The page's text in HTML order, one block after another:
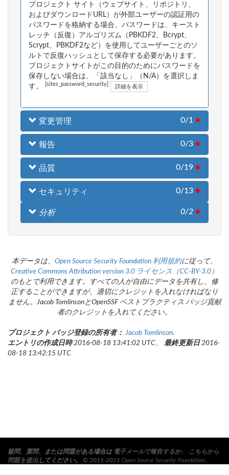
プロジェクト サイト（ウェブサイト、リポジトリ、
およびダウンロードURL）が外部ユーザーの認証用の
パスワードを格納する場合、パスワードは、キースト
レッチ（反復）アルゴリズム（PBKDF2、Bcrypt、
Scrypt、PBKDF2など）を使用してユーザーごとのソ
ルトで反復ハッシュとして保存する必要があります。
プロジェクトサイトがこの目的のためにパスワードを
保存しない場合は、「該当なし」（N/A）を選択しま
す。
[sites_password_security] 詳細を表示
変更管理 0/1 ●
報告 0/3 ●
品質 0/19 ●
セキュリティ 0/13 ●
分析 0/2 ●
本データは、 Open Source Security Foundation 利用規約に従って、
Creative Commons Attribution version 3.0 ライセンス（CC-BY-3.0）
のもとで利用できます。すべての人が自由にデータを共有し、修
正することができますが、適切にクレジットを入れなければなり
ません。Jacob TomlinsonとOpenSSF ベストプラクティス バッジ貢献
者のクレジットを入れてください。
プロジェクト バッジ登録の所有者： Jacob Tomlinson.
エントリの作成日時2016-08-18 13:41:02 UTC、 最終更新日2016-
08-18 13:42:15 UTC
疑問、質問、または問題がある場合は 電子メールで報告するか、
こちらから
問題を提出 してください。 © 2015-2021 Open Source Security Foundation